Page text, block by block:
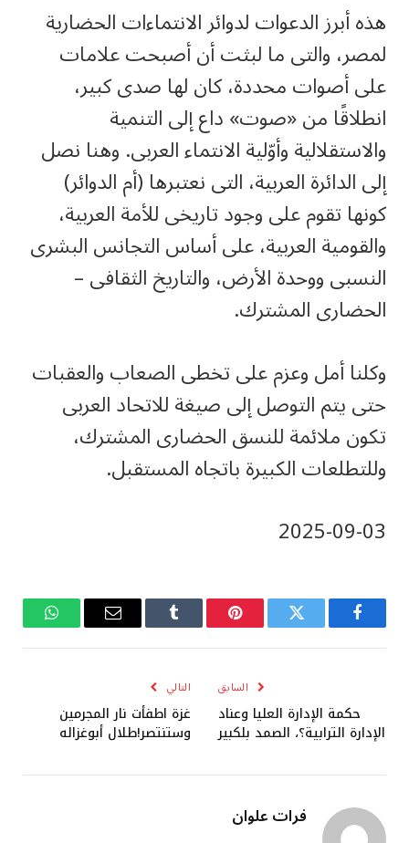
هذه أبرز الدعوات لدوائر الانتماءات الحضارية
لمصر، والتى ما لبثت أن أصبحت علامات
على أصوات محددة، كان لها صدى كبير،
انطلاقًا من «صوت» داع إلى التنمية
والاستقلالية وأوّلية الانتماء العربى. وهنا نصل
إلى الدائرة العربية، التى نعتبرها (أم الدوائر)
كونها تقوم على وجود تاريخى للأمة العربية،
والقومية العربية، على أساس التجانس البشرى
النسبى ووحدة الأرض، والتاريخ الثقافى –
الحضارى المشترك.
وكلنا أمل وعزم على تخطى الصعاب والعقبات
حتى يتم التوصل إلى صيغة للاتحاد العربى
تكون ملائمة للنسق الحضارى المشترك،
وللتطلعات الكبيرة باتجاه المستقبل.
‎2025-‎09-‎03
فيسبوك تويتر بينتيريستTumblr
البريد
واتساب
السابق
حكمة الإدارة العليا وعناد
الإدارة الترابية؟، الصمد بلكبير
التالي
غزة اطفأت نار المجرمين
وستنتصر!طلال أبوغزاله
فرات علوان